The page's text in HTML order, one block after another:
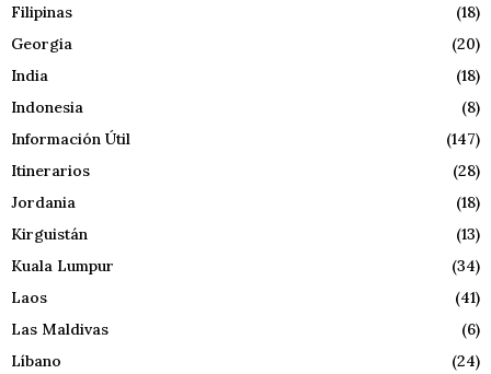
Filipinas
(18)
Georgia
(20)
India
(18)
Indonesia
(8)
Información Útil
(147)
Itinerarios
(28)
Jordania
(18)
Kirguistán
(13)
Kuala Lumpur
(34)
Laos
(41)
Las Maldivas
(6)
Líbano
(24)